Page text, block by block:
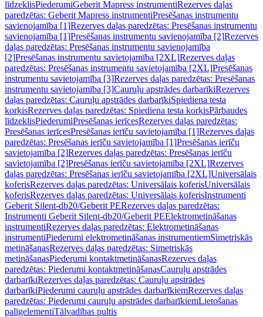
līdzeklisPiederumiGeberit Mapress instrumentiRezerves daļas
paredzētas: Geberit Mapress instrumentiPresēšanas instrumentu
savienojamība [1]Rezerves daļas paredzētas: Presēšanas instrumentu
savienojamība [1]Presēšanas instrumentu savienojamība [2]Rezerves
daļas paredzētas: Presēšanas instrumentu savienojamība
[2]Presēšanas instrumentu savietojamība [2XL]Rezerves daļas
paredzētas: Presēšanas instrumentu savietojamība [2XL]Presēšanas
instrumentu savietojamība [3]Rezerves daļas paredzētas: Presēšanas
instrumentu savietojamība [3]Cauruļu apstrādes darbarīkiRezerves
daļas paredzētas: Cauruļu apstrādes darbarīkiSpiediena testa
korķisRezerves daļas paredzētas: Spiediena testa korķisPārbaudes
līdzeklisPiederumiPresēšanas ierīcesRezerves daļas paredzētas:
Presēšanas ierīcesPresēšanas ierīču savietojamība [1]Rezerves daļas
paredzētas: Presēšanas ierīču savietojamība [1]Presēšanas ierīču
savietojamība [2]Rezerves daļas paredzētas: Presēšanas ierīču
savietojamība [2]Presēšanas ierīču savietojamība [2XL]Rezerves
daļas paredzētas: Presēšanas ierīču savietojamība [2XL]Universālais
koferisRezerves daļas paredzētas: Universālais koferisUniversālais
koferisRezerves daļas paredzētas: Universālais koferisInstrumenti
Geberit Silent-db20/Geberit PERezerves daļas paredzētas:
Instrumenti Geberit Silent-db20/Geberit PEElektrometināšanas
instrumentiRezerves daļas paredzētas: Elektrometināšanas
instrumentiPiederumi elektrometināšanas instrumentiemSimetriskās
metināšanasRezerves daļas paredzētas: Simetriskās
metināšanasPiederumi kontaktmetināšanasRezerves daļas
paredzētas: Piederumi kontaktmetināšanasCauruļu apstrādes
darbarīkiRezerves daļas paredzētas: Cauruļu apstrādes
darbarīkiPiederumi cauruļu apstrādes darbarīkiemRezerves daļas
paredzētas: Piederumi cauruļu apstrādes darbarīkiemLietošanas
palīgelementiTālvadības pultis